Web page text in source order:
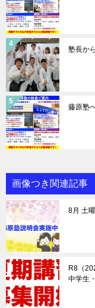
塾長か
藤原塾
画像つき関連記事
8月 土
R8（
中学生